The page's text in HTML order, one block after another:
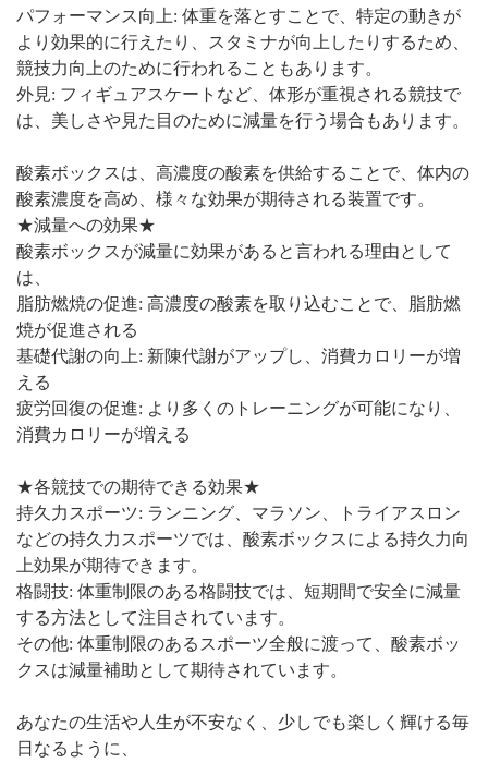
パフォーマンス向上: 体重を落とすことで、特定の動きが
より効果的に行えたり、スタミナが向上したりするため、
競技力向上のために行われることもあります。
外見: フィギュアスケートなど、体形が重視される競技で
は、美しさや見た目のために減量を行う場合もあります。
酸素ボックスは、高濃度の酸素を供給することで、体内の
酸素濃度を高め、様々な効果が期待される装置です。
★減量への効果★
酸素ボックスが減量に効果があると言われる理由として
は、
脂肪燃焼の促進: 高濃度の酸素を取り込むことで、脂肪燃
焼が促進される
基礎代謝の向上: 新陳代謝がアップし、消費カロリーが増
える
疲労回復の促進: より多くのトレーニングが可能になり、
消費カロリーが増える
★各競技での期待できる効果★
持久力スポーツ: ランニング、マラソン、トライアスロン
などの持久力スポーツでは、酸素ボックスによる持久力向
上効果が期待できます。
格闘技: 体重制限のある格闘技では、短期間で安全に減量
する方法として注目されています。
その他: 体重制限のあるスポーツ全般に渡って、酸素ボッ
クスは減量補助として期待されています。
あなたの生活や人生が不安なく、少しでも楽しく輝ける毎
日なるように、